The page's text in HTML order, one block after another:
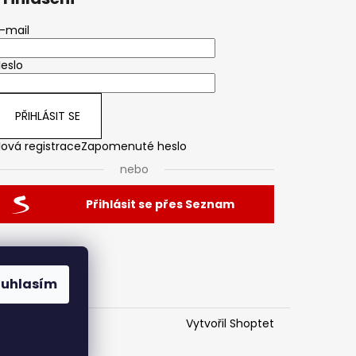
mail
PŘIHLÁSIT SE
registraceZapomenuté heslo
nebo
Přihlásit se přes Seznam
Vytvořil Shoptet